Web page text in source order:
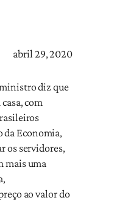
abril 29, 2020
diz que
com
da Economia,
os servidores,
mais uma
ao valor do